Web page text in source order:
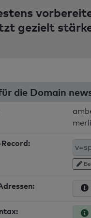
gezielt
die Domain